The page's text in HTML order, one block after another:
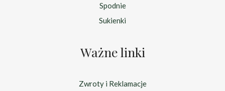
Spodnie
Sukienki
Ważne linki
Zwroty i Reklamacje